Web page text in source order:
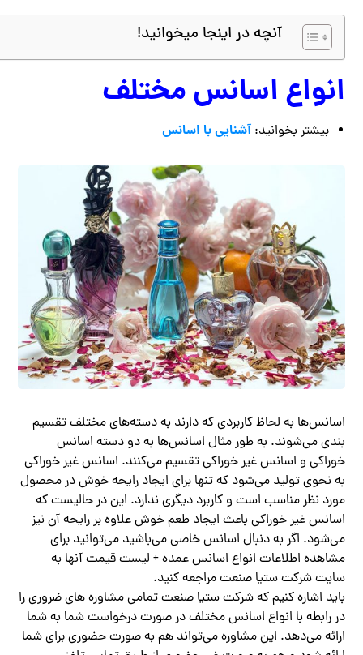
آنچه در اینجا میخوانید!
انواع اسانس مختلف
بیشتر بخوانید:آشنایی با اسانس
اسانس‌ها به لحاظ کاربردی که دارند به دسته‌های مختلف تقسیم
بندی می‌شوند. به طور مثال اسانس‌ها به دو دسته اسانس
خوراکی و اسانس غیر خوراکی تقسیم می‌کنند. اسانس غیر خوراکی
به نحوی تولید می‌شود که تنها برای ایجاد رایحه خوش در محصول
مورد نظر مناسب است و کاربرد دیگری ندارد. این در حالیست که
اسانس غیر خوراکی باعث ایجاد طعم خوش علاوه بر رایحه آن نیز
می‌شود. اگر به دنبال اسانس خاصی می‌باشید می‌توانید برای
مشاهده اطلاعات انواع اسانس عمده + لیست قیمت آنها به
سایت شرکت ستیا صنعت مراجعه کنید.
باید اشاره کنیم که شرکت ستیا صنعت تمامی مشاوره های ضروری را
در رابطه با انواع اسانس مختلف در صورت درخواست شما به شما
ارائه می‌دهد. این مشاوره می‌تواند هم به صورت حضوری برای شما